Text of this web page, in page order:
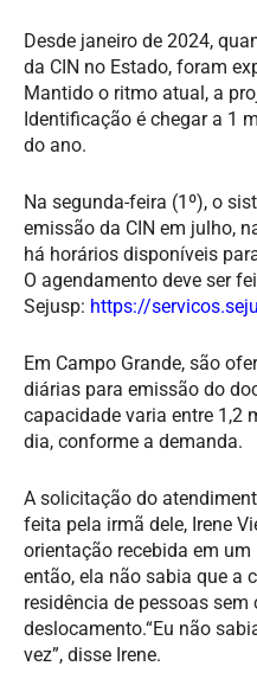
Desde janeiro de 2024,
da CIN no Estado, foram
Mantido o ritmo atual, a
Identificação é chegar a 1
do ano.
Na segunda-feira (1º), o
emissão da CIN em julho,
há horários disponíveis
O agendamento deve ser
Sejusp: https://
Em Campo Grande, são
diárias para emissão do
capacidade varia entre 1,2
dia, conforme a demanda.
A solicitação do
feita pela irmã dele, Irene
orientação recebida em
então, ela não sabia que a
residência de pessoas sem
deslocamento.“Eu não
vez”, disse Irene.